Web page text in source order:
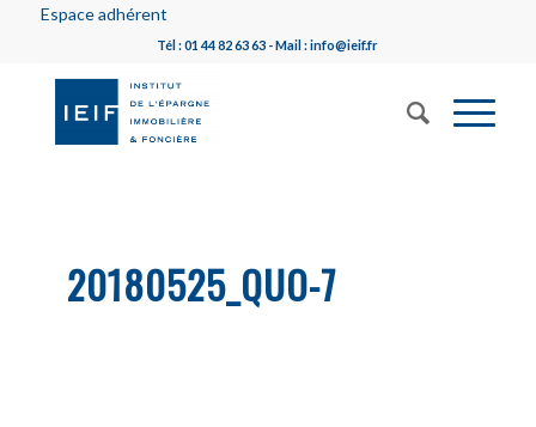
Espace adhérent
Tél : 01 44 82 63 63 - Mail : info@ieif.fr
20180525_QUO-7